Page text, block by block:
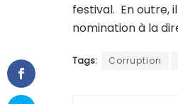
festival. En outre,
nomination à la
Tags: Corruption